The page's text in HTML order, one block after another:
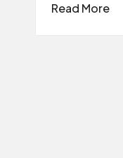
Read More